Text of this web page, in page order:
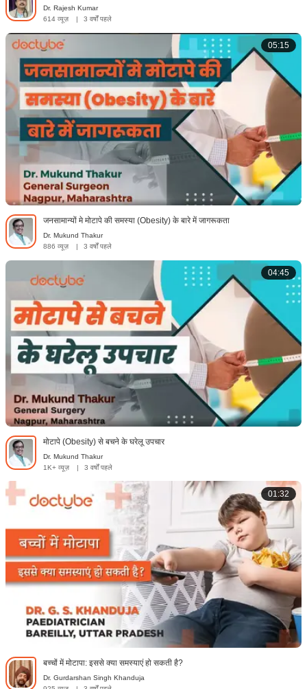
Dr. Rajesh Kumar
614 व्यूज़
| 3 वर्षों पहले
05:15
जनसामान्यों मे मोटापे की समस्या (Obesity) के बारे में जागरूकता
Dr. Mukund Thakur
886 व्यूज़
| 3 वर्षों पहले
04:45
मोटापे (Obesity) से बचने के घरेलू उपचार
Dr. Mukund Thakur
1K+ व्यूज़
| 3 वर्षों पहले
01:32
बच्चों में मोटापा: इससे क्या समस्याएं हो सकती है?
Dr. Gurdarshan Singh Khanduja